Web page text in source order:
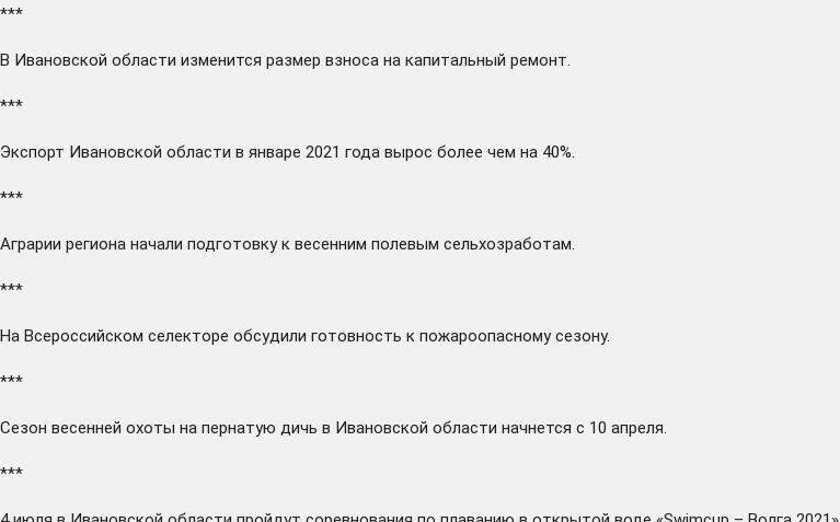
***
В Ивановской области изменится размер взноса на капитальный ремонт.
***
Экспорт Ивановской области в январе 2021 года вырос более чем на 40%.
***
Аграрии региона начали подготовку к весенним полевым сельхозработам.
***
На Всероссийском селекторе обсудили готовность к пожароопасному сезону.
***
Сезон весенней охоты на пернатую дичь в Ивановской области начнется с 10 апреля.
***